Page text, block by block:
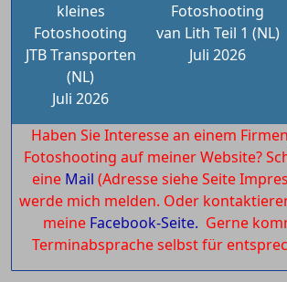
kleines
Fotoshooting
JTB Transporten
(NL)
Juli 2026
Fotoshooting
van Lith Teil 1 (NL)
Juli 2026
Haben Sie Interesse an einem
Fotoshooting auf meiner Website?
eine Mail (Adresse siehe Seite
werde mich melden. Oder
meine Facebook-Seite. Gerne
Terminabsprache selbst für